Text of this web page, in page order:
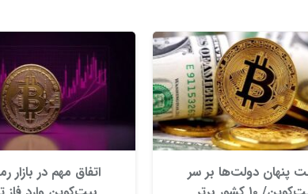
پنهان دولت‌ها بر سر
اتفاق مهم در بازار